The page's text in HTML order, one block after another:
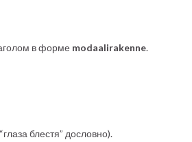
в форме modaalirakenne.
блестя” дословно).